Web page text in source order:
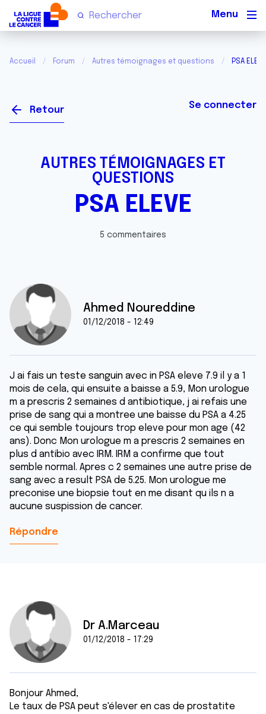
Accueil Forum Autres témoignages et questions PSA ELEVE
Retour Se connecter
AUTRES TÉMOIGNAGES ET
QUESTIONS
PSA ELEVE
5 commentaires
Ahmed Noureddine
01/12/2018 - 12:49
J ai fais un teste sanguin avec in PSA eleve 7.9 il y a 1
mois de cela, qui ensuite a baisse a 5.9, Mon urologue
m a prescris 2 semaines d antibiotique, j ai refais une
prise de sang qui a montree une baisse du PSA a 4.25
ce qui semble toujours trop eleve pour mon age (42
ans). Donc Mon urologue m a prescris 2 semaines en
plus d antibio avec IRM. IRM a confirme que tout
semble normal. Apres c 2 semaines une autre prise de
sang avec a result PSA de 5.25. Mon urologue me
preconise une biopsie tout en me disant qu ils n a
aucune suspission de cancer.
Répondre
Dr A.Marceau
01/12/2018 - 17:29
Bonjour Ahmed,
Le taux de PSA peut s'élever en cas de prostatite